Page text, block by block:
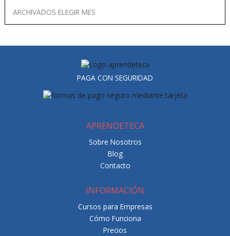
PAGA CON SEGURIDAD
APRENDETECA
Sobre Nosotros
Blog
Contacto
INFORMACIÓN
Cursos para Empresas
Cómo Funciona
Precios